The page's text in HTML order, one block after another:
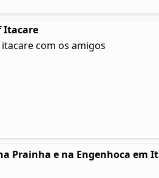
Itacare
com os amigos
Prainha e na Engenhoca em